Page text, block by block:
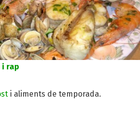
i rap
i aliments de temporada.